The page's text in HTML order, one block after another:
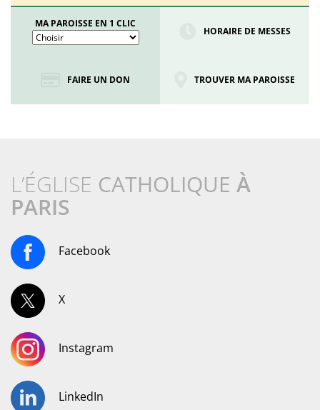
MA PAROISSE EN 1 CLIC
HORAIRE DE MESSES
FAIRE UN DON TROUVER MA PAROISSE
L’ÉGLISE CATHOLIQUE À
PARIS
Facebook
X
Instagram
LinkedIn